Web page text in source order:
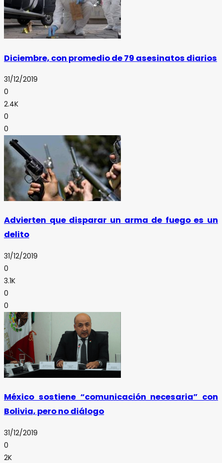
Diciembre, con promedio de 79 asesinatos diarios
31/12/2019
0
2.4K
0
0
Advierten que disparar un arma de fuego es un
delito
31/12/2019
0
3.1K
0
0
México sostiene “comunicación necesaria” con
Bolivia, pero no diálogo
31/12/2019
0
2K